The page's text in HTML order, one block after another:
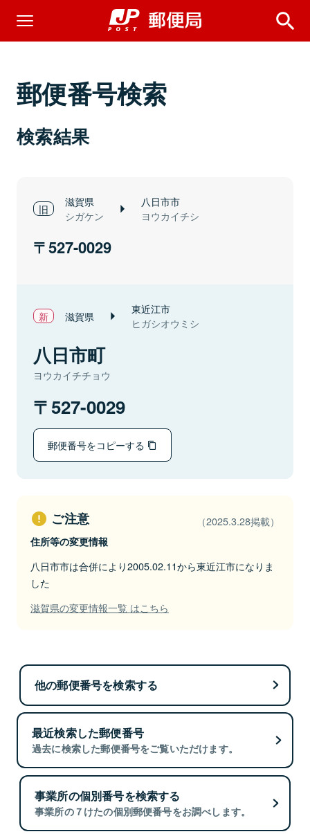
郵便番号検索
検索結果
滋賀県
シガケン
八日市市
ヨウカイチシ
527-0029
滋賀県 東近江市
ヒガシオウミシ
八日市町
ヨウカイチチョウ
527-0029
郵便番号をコピーする
ご注意 （2025.3.28掲載）
住所等の変更情報
八日市市は合併により2005.02.11から東近江市になりま
した
滋賀県の変更情報一覧 はこちら
他の郵便番号を検索する
最近検索した郵便番号
過去に検索した郵便番号をご覧いただけます。
事業所の個別番号を検索する
事業所の７けたの個別郵便番号をお調べします。